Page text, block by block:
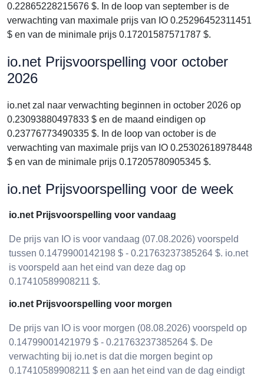
0.22865228215676 $. In de loop van september is de
verwachting van maximale prijs van IO 0.25296452311451
$ en van de minimale prijs 0.17201587571787 $.
io.net Prijsvoorspelling voor october
2026
io.net zal naar verwachting beginnen in october 2026 op
0.23093880497833 $ en de maand eindigen op
0.23776773490335 $. In de loop van october is de
verwachting van maximale prijs van IO 0.25302618978448
$ en van de minimale prijs 0.17205780905345 $.
io.net Prijsvoorspelling voor de week
io.net Prijsvoorspelling voor vandaag
De prijs van IO is voor vandaag (07.08.2026) voorspeld
tussen 0.1479900142198 $ - 0.21763237385264 $. io.net
is voorspeld aan het eind van deze dag op
0.17410589908211 $.
io.net Prijsvoorspelling voor morgen
De prijs van IO is voor morgen (08.08.2026) voorspeld op
0.14799001421979 $ - 0.21763237385264 $. De
verwachting bij io.net is dat die morgen begint op
0.17410589908211 $ en aan het eind van de dag eindigt